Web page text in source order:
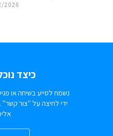
2026
כיצד
נשמח לסייע בשיחה או
ידי לחיצה על "צור